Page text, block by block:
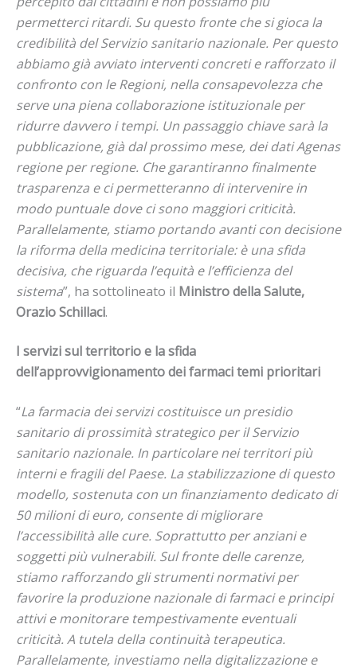
permetterci ritardi. Su questo fronte che si gioca la
credibilità del Servizio sanitario nazionale. Per questo
abbiamo già avviato interventi concreti e rafforzato il
confronto con le Regioni, nella consapevolezza che
serve una piena collaborazione istituzionale per
ridurre davvero i tempi. Un passaggio chiave sarà la
pubblicazione, già dal prossimo mese, dei dati Agenas
regione per regione. Che garantiranno finalmente
trasparenza e ci permetteranno di intervenire in
modo puntuale dove ci sono maggiori criticità.
Parallelamente, stiamo portando avanti con decisione
la riforma della medicina territoriale: è una sfida
decisiva, che riguarda l’equità e l’efficienza del
sistema”, ha sottolineato il Ministro della Salute,
Orazio Schillaci.
I servizi sul territorio e la sfida
dell’approvvigionamento dei farmaci temi prioritari
“La farmacia dei servizi costituisce un presidio
sanitario di prossimità strategico per il Servizio
sanitario nazionale. In particolare nei territori più
interni e fragili del Paese. La stabilizzazione di questo
modello, sostenuta con un finanziamento dedicato di
50 milioni di euro, consente di migliorare
l’accessibilità alle cure. Soprattutto per anziani e
soggetti più vulnerabili. Sul fronte delle carenze,
stiamo rafforzando gli strumenti normativi per
favorire la produzione nazionale di farmaci e principi
attivi e monitorare tempestivamente eventuali
criticità. A tutela della continuità terapeutica.
Parallelamente, investiamo nella digitalizzazione e